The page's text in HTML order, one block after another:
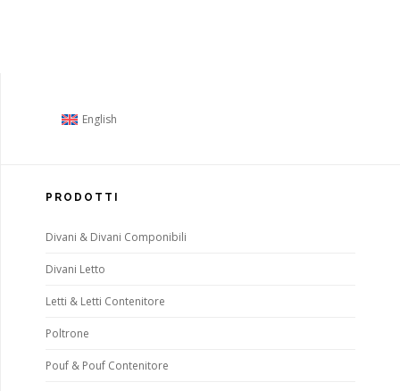
English
PRODOTTI
Divani & Divani Componibili
Divani Letto
Letti & Letti Contenitore
Poltrone
Pouf & Pouf Contenitore